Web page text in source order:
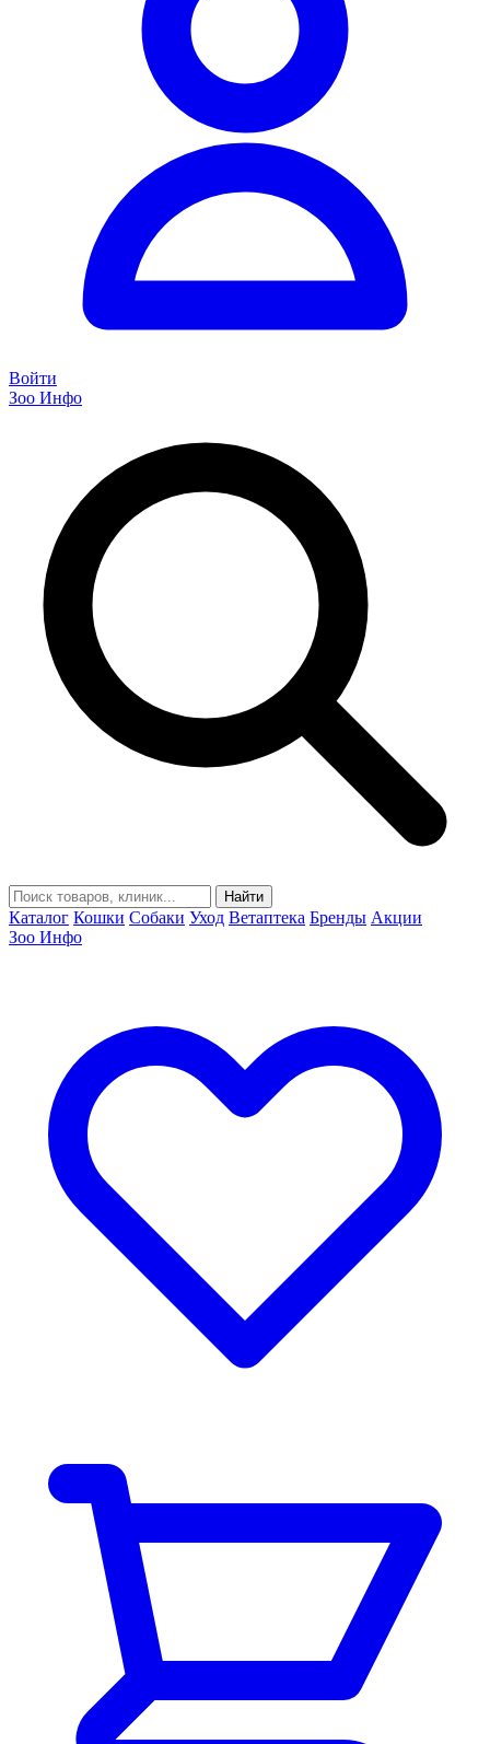
Войти
Зоо Инфо
Найти
Каталог Кошки Собаки Уход Ветаптека Бренды Акции
Зоо Инфо